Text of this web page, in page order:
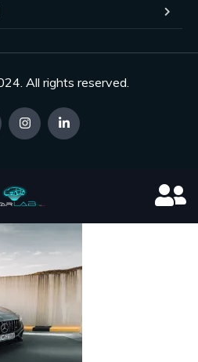
All rights reserved.